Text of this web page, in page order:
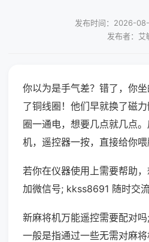
发布时间：2026-
发布者：艾
你以为是手气差？错了，你
了铜线圈！他们早就换了磁
圈一通电，想要几点就几点
机，遥控器一按，直接给你喂
若你在仪器使用上需要帮助
加微信号; kkss8691 随时交流
新麻将机万能遥控需要配对
一般是指通过一些无需对麻